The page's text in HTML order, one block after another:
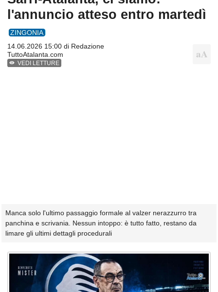
l'annuncio atteso entro martedì
ZINGONIA
14.06.2026 15:00 di Redazione
TuttoAtalanta.com
VEDI LETTURE
Manca solo l'ultimo passaggio formale al valzer nerazzurro tra
panchina e scrivania. Nessun intoppo: è tutto fatto, restano da
limare gli ultimi dettagli procedurali